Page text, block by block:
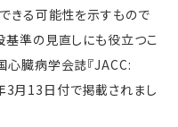
きる可能性を示すもので
基準の見直しにも役立つこ
心臓病学会誌『JACC:
3月 13 日付で掲載されまし